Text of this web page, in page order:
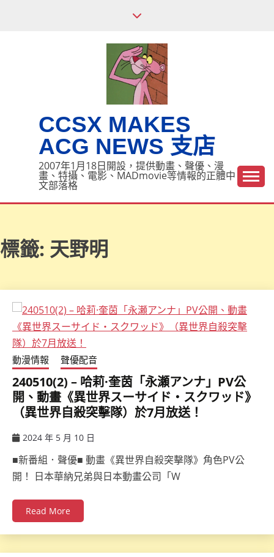
CCSX MAKES
ACG NEWS 支店
2007年1月18日開設，提供動畫、聲優、漫
畫、特攝、電影、MADmovie等情報的正體中
文部落格
標籤: 天野明
動漫情報 聲優配音
240510(2) – 哈莉·奎茵「永瀬アンナ」PV公
開、動畫《異世界スーサイド・スクワッド》
（異世界自殺突擊隊）於7月放送！
2024 年 5 月 10 日
■新番組．聲優■ 動畫《異世界自殺突擊隊》角色PV公
開！ 日本華納兄弟與日本動畫公司「W
Read More